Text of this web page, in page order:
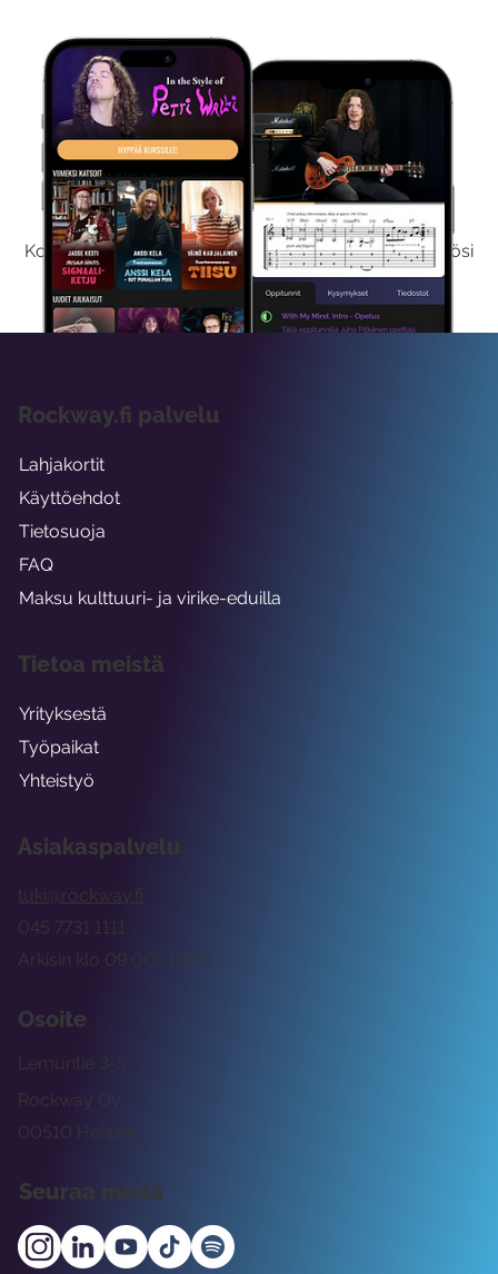
Kokeile Ilmaiseksi
Kokeilemalla ilmaiseksi saat koko sisältömme käyttöösi
viikon ajaksi.
Asiakaspalvelu
tuki@rockway.fi
Arkisin klo 09:00 -15:00
045 7731 1111
Osoite
Rockway Oy
Lemuntie 3-5
00510 Helsinki
Seuraa meitä
Rockway.fi palvelu
Lahjakortit
Käyttöehdot
Tietosuoja
FAQ
Maksu kulttuuri- ja virike-eduilla
Tietoa meistä
Yrityksestä
Työpaikat
Yhteistyö